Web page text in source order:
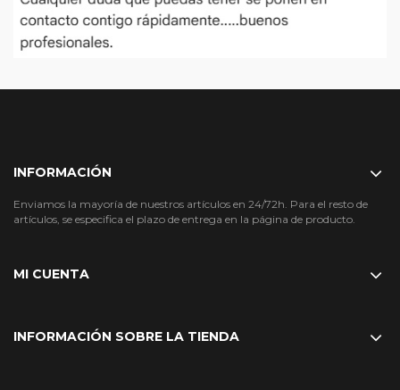
INFORMACIÓN
Enviamos la mayoría de nuestros artículos en 24/72h. Para el resto de
artículos, se especifica el plazo de entrega en la página de producto.
MI CUENTA
INFORMACIÓN SOBRE LA TIENDA